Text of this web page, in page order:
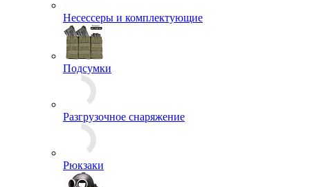
Несессеры и комплектующие
Подсумки
Разгрузочное снаряжение
Рюкзаки